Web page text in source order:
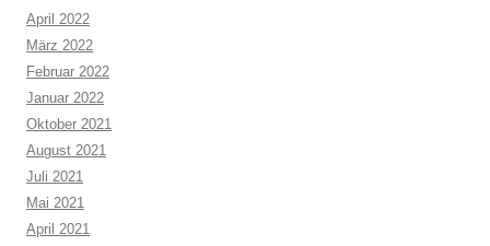
April 2022
März 2022
Februar 2022
Januar 2022
Oktober 2021
August 2021
Juli 2021
Mai 2021
April 2021